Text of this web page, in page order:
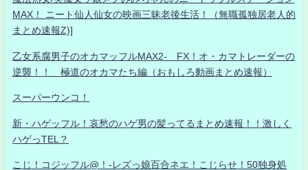
MAX！ ニート仙人仙女の映画三昧老後生活！（無職孤独居老人的
まとめ速報Z)]
乙女系腐男子のオカマッフルMAX2- FX！オ・カマトレーダーの
逆襲！！ 極道のオカマたち編（おもしろ動画まとめ速報）
スーパーウンコ！
新・ハゲッフル！哀愁のハゲ男の髪ってるまとめ速報！！激しく
ハゲっTEL？
こじ！コジッフル@！-レズっ娘百合ネエ！こじらせ！50独身処